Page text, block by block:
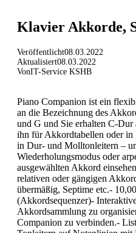
Klavier Akkorde,
Veröffentlicht08.03.2022
Aktualisiert08.03.2022
VonIT-Service KSHB
Piano Companion ist ein
an die Bezeichnung des
und G und Sie erhalten C-Dur
ihn für Akkordtabellen oder in
in Dur- und Molltonleitern –
Wiederholungsmodus oder
ausgewählten Akkord
relativen oder gängigen
übermäßig, Septime etc.-
(Akkordsequenzer)-
Akkordsammlung zu
Companion zu verbinden.-